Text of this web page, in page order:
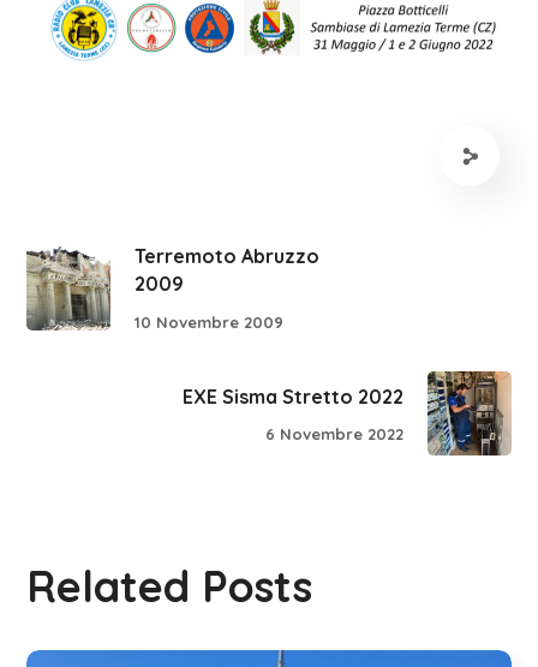
Terremoto Abruzzo
2009
10 Novembre 2009
EXE Sisma Stretto 2022
6 Novembre 2022
Related Posts